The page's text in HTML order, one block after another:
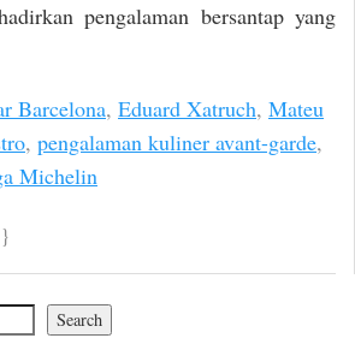
pengalaman bersantap yang
Barcelona, Eduard Xatruch, Mateu
, pengalaman kuliner avant-garde,
Michelin
}
Search